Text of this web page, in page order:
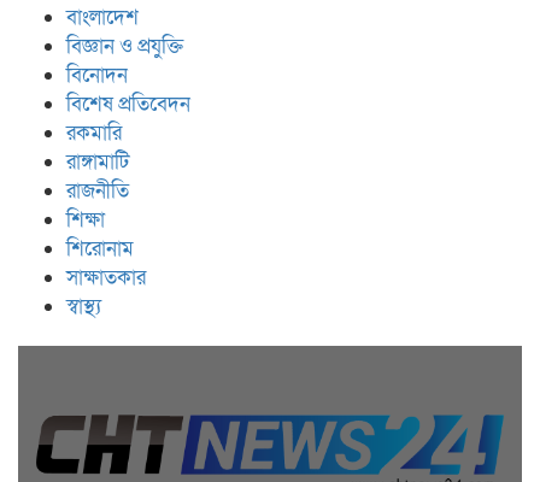
বাংলাদেশ
বিজ্ঞান ও প্রযুক্তি
বিনোদন
বিশেষ প্রতিবেদন
রকমারি
রাঙ্গামাটি
রাজনীতি
শিক্ষা
শিরোনাম
সাক্ষাতকার
স্বাস্থ্য